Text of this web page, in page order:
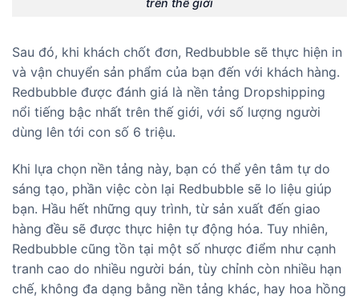
trên thế giới
Sau đó, khi khách chốt đơn, Redbubble sẽ thực hiện in
và vận chuyển sản phẩm của bạn đến với khách hàng.
Redbubble được đánh giá là nền tảng Dropshipping
nổi tiếng bậc nhất trên thế giới, với số lượng người
dùng lên tới con số 6 triệu.
Khi lựa chọn nền tảng này, bạn có thể yên tâm tự do
sáng tạo, phần việc còn lại Redbubble sẽ lo liệu giúp
bạn. Hầu hết những quy trình, từ sản xuất đến giao
hàng đều sẽ được thực hiện tự động hóa. Tuy nhiên,
Redbubble cũng tồn tại một số nhược điểm như cạnh
tranh cao do nhiều người bán, tùy chỉnh còn nhiều hạn
chế, không đa dạng bằng nền tảng khác, hay hoa hồng